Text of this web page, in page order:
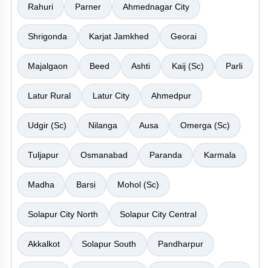
Rahuri Parner Ahmednagar City
Shrigonda Karjat Jamkhed Georai
Majalgaon Beed Ashti Kaij (Sc) Parli
Latur Rural Latur City Ahmedpur
Udgir (Sc) Nilanga Ausa Omerga (Sc)
Tuljapur Osmanabad Paranda Karmala
Madha Barsi Mohol (Sc)
Solapur City North Solapur City Central
Akkalkot Solapur South Pandharpur